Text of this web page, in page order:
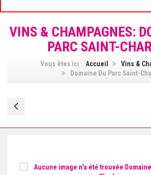
VINS & CHAMPAGNES:
PARC SAINT-
Vous êtes ici : Accueil
Vins &
Domaine Du Parc Saint-
Domaine
Charles